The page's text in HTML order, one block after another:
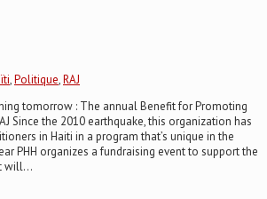
,Politique,RAJ
tomorrow : The annual Benefit for Promoting
Since the 2010 earthquake, this organization has
in Haiti in a program that’s unique in the
PHH organizes a fundraising event to support the
will...